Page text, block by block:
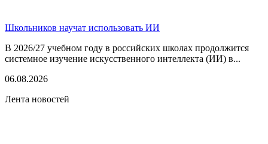
Школьников научат использовать ИИ
В 2026/27 учебном году в российских школах продолжится
системное изучение искусственного интеллекта (ИИ) в...
06.08.2026
Лента новостей